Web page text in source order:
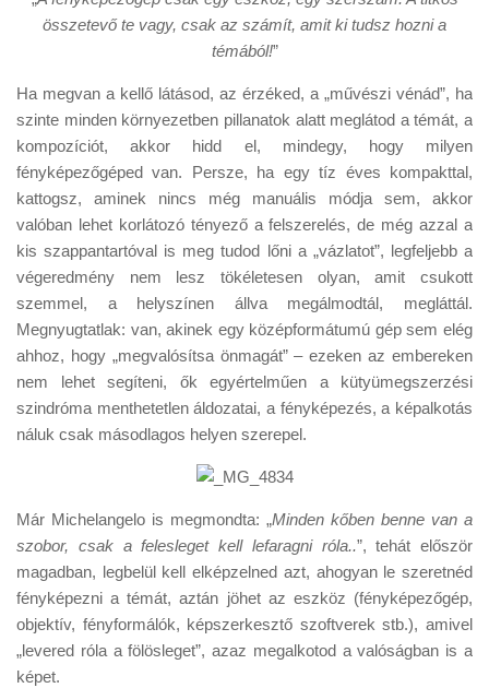
összetevő te vagy, csak az számít, amit ki tudsz hozni a
témából!”
Ha megvan a kellő látásod, az érzéked, a „művészi vénád”, ha
szinte minden környezetben pillanatok alatt meglátod a témát, a
kompozíciót, akkor hidd el, mindegy, hogy milyen
fényképezőgéped van. Persze, ha egy tíz éves kompakttal,
kattogsz, aminek nincs még manuális módja sem, akkor
valóban lehet korlátozó tényező a felszerelés, de még azzal a
kis szappantartóval is meg tudod lőni a „vázlatot”, legfeljebb a
végeredmény nem lesz tökéletesen olyan, amit csukott
szemmel, a helyszínen állva megálmodtál, megláttál.
Megnyugtatlak: van, akinek egy középformátumú gép sem elég
ahhoz, hogy „megvalósítsa önmagát” – ezeken az embereken
nem lehet segíteni, ők egyértelműen a kütyümegszerzési
szindróma menthetetlen áldozatai, a fényképezés, a képalkotás
náluk csak másodlagos helyen szerepel.
Már Michelangelo is megmondta: „Minden kőben benne van a
szobor, csak a felesleget kell lefaragni róla..”, tehát először
magadban, legbelül kell elképzelned azt, ahogyan le szeretnéd
fényképezni a témát, aztán jöhet az eszköz (fényképezőgép,
objektív, fényformálók, képszerkesztő szoftverek stb.), amivel
„levered róla a fölösleget”, azaz megalkotod a valóságban is a
képet.